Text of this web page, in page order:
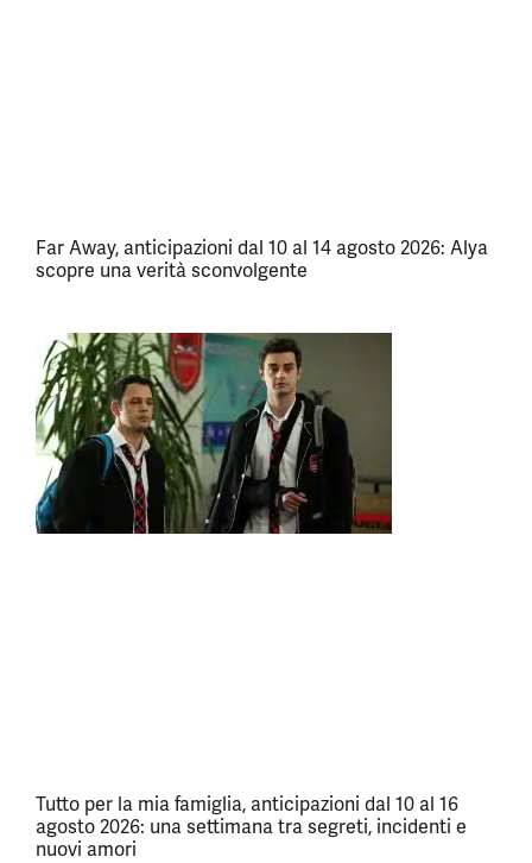
Far Away, anticipazioni dal 10 al 14 agosto 2026: Alya
scopre una verità sconvolgente
Tutto per la mia famiglia, anticipazioni dal 10 al 16
agosto 2026: una settimana tra segreti, incidenti e
nuovi amori